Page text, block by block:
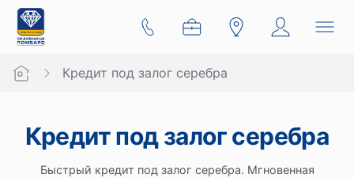
Кредит под залог серебра
Кредит под залог серебра
Быстрый кредит под залог серебра. Мгновенная